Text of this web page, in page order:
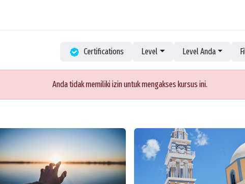
Level Level Anda
Certifications
Anda tidak memiliki izin untuk mengakses kursus ini.